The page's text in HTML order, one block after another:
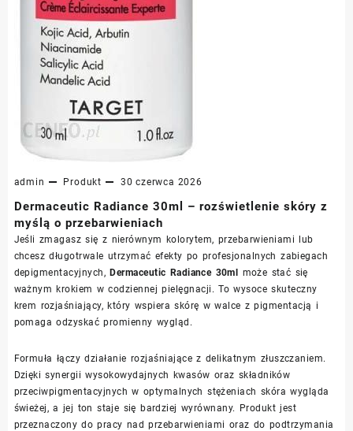
admin Produkt 30 czerwca 2026
Dermaceutic Radiance 30ml – rozświetlenie skóry z
myślą o przebarwieniach
Jeśli zmagasz się z nierównym kolorytem, przebarwieniami lub
chcesz długotrwale utrzymać efekty po profesjonalnych zabiegach
depigmentacyjnych,Dermaceutic Radiance 30ml może stać się
ważnym krokiem w codziennej pielęgnacji. To wysoce skuteczny
krem rozjaśniający, który wspiera skórę w walce z pigmentacją i
pomaga odzyskać promienny wygląd.
Formuła łączy działanie rozjaśniające z delikatnym złuszczaniem.
Dzięki synergii wysokowydajnych kwasów oraz składników
przeciwpigmentacyjnych w optymalnych stężeniach skóra wygląda
świeżej, a jej ton staje się bardziej wyrównany. Produkt jest
przeznaczony do pracy nad przebarwieniami oraz do podtrzymania